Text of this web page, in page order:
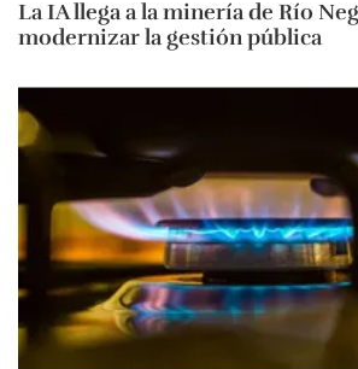
La IA llega a la minería de Río
modernizar la gestión pública